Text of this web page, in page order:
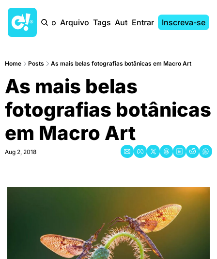
Início Arquivo Tags AutoresEntrar Inscreva-se
Home Posts As mais belas fotografias botânicas em Macro Art
As mais belas
fotografias botânicas
em Macro Art
Aug 2, 2018